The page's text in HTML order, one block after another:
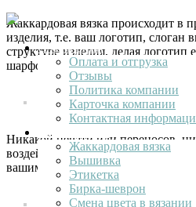
О компании
Оплата и отгрузка
Отзывы
Политика компании
Карточка компании
Контактная
Ваш лолотип
Жаккардовая вязка
Вышивка
Этикетка
Бирка-шеврон
Смена цвета в вязании
Жаккардовая вязка происходит в
изделия, т.е. ваш логотип, слоган
структуре изделия, делая
шарфом или пледом.
Никакой печати или переносов,
воздействий на изделие — ваш
вашим шарфом или шапкой.